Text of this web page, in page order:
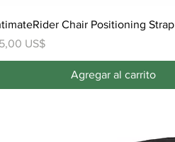
Chair Positioning Strap
US$
Agregar al carrito